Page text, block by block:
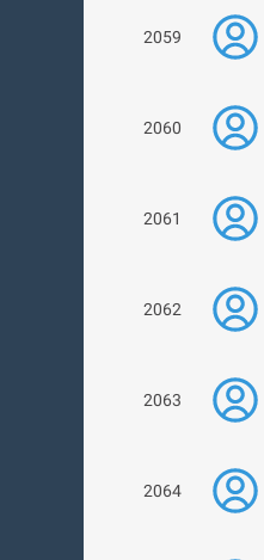
2059
2060
2061
2062
2063
2064